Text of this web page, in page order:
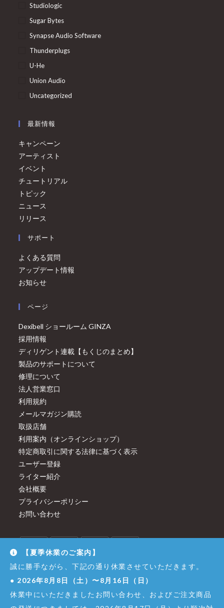
Studiologic
Sugar Bytes
Synapse Audio Software
Thunderplugs
U-He
Union Audio
Uncategorized
最新情報
キャンペーン
アーティスト
イベント
チュートリアル
トピック
ニュース
リリース
サポート
よくある質問
アップデート情報
お知らせ
ページ
Dexibell ショールーム GINZA
採用情報
ディリゲント連載【もくじのまとめ】
製品のサポートについて
修理について
法人営業窓口
利用規約
メールマガジン購読
取扱店舗
利用案内（オンラインショップ）
特定商取引に関する法律に基づく表示
ユーザー登録
ライター紹介
会社概要
プライバシーポリシー
お問い合わせ
【夏季休業のご案内】
誠に勝手ながら、下記の通り休業させていただきます。
● 2026年8月8日（土）〜8月16日（日）
休業中にいただきましたお問い合わせ、およびご注文商品